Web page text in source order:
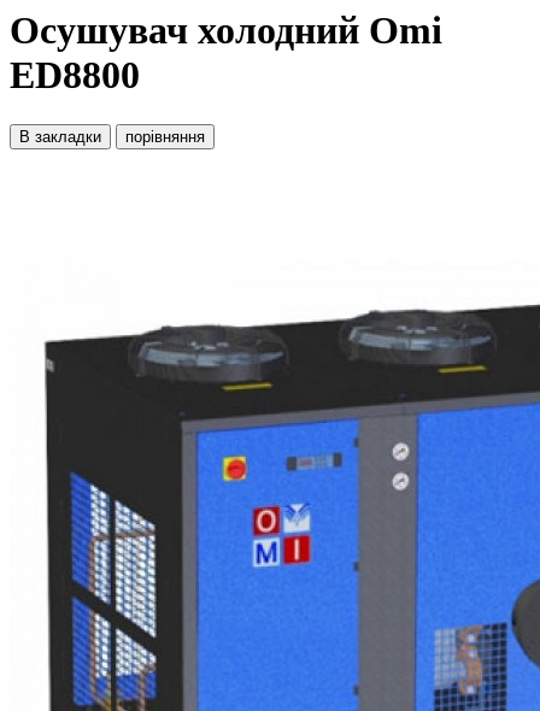
Осушувач холодний Omi
ED8800
В закладки порівняння